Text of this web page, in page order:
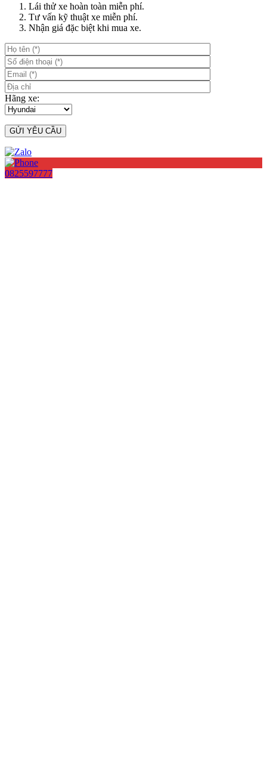
Lái thử xe hoàn toàn miễn phí.
Tư vấn kỹ thuật xe miễn phí.
Nhận giá đặc biệt khi mua xe.
Hãng xe:
0825597777